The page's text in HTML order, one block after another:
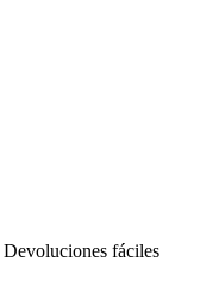
Devoluciones fáciles